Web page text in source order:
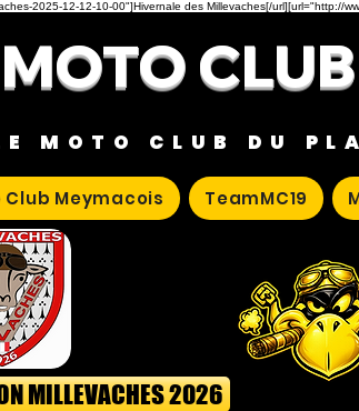
2025-12-12-10-00"]Hivernale des Millevaches[/url][url="http://
MOTO
MOTO CLUB DU
Club Meymacois TeamMC19
MILLEVACHES 2026